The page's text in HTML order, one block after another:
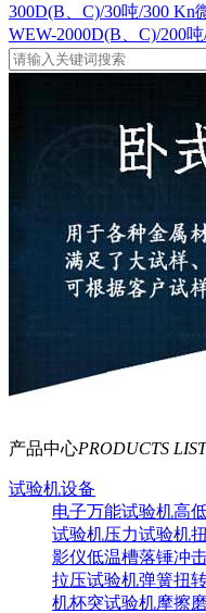
300D(B、C)/30吨/300
WEW-2000D(B、C)/200
产品中心PRODUCTS LIST
试验机设备
电子万能试验机高
试验机压力试验机
影仪低温槽落锤冲
拉压试验机弹簧扭
机杯突试验机摩擦